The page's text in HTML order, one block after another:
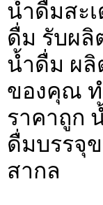
น้ำดื่มสะ
ดื่ม รับผ
น้ำดื่ม ผ
ของคุณ ท
ราคาถูก
ดื่มบรรจุ
สากล